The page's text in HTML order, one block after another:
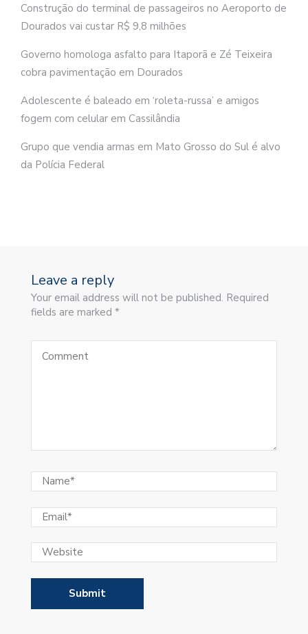
Construção do terminal de passageiros no Aeroporto de
Dourados vai custar R$ 9,8 milhões
Governo homologa asfalto para Itaporã e Zé Teixeira
cobra pavimentação em Dourados
Adolescente é baleado em ‘roleta-russa’ e amigos
fogem com celular em Cassilândia
Grupo que vendia armas em Mato Grosso do Sul é alvo
da Polícia Federal
Leave a reply
Your email address will not be published. Required
fields are marked *